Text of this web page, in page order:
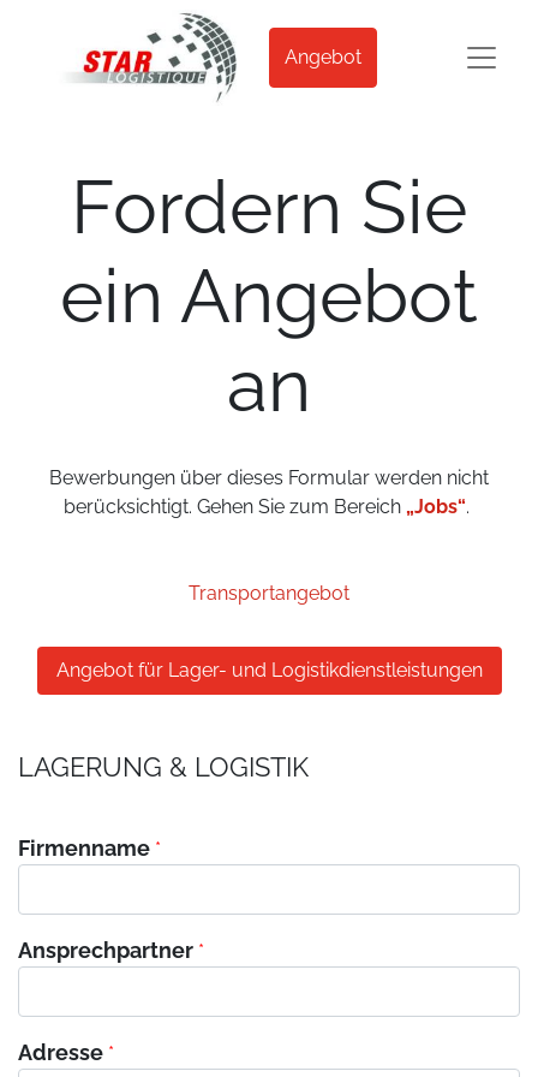
Angebot
Fordern Sie
ein Angebot
an
Bewerbungen über dieses Formular werden nicht
berücksichtigt. Gehen Sie zum Bereich „Jobs“.
Transportangebot
Angebot für Lager- und Logistikdienstleistungen
LAGERUNG & LOGISTIK
Firmenname *
Ansprechpartner *
Adresse *